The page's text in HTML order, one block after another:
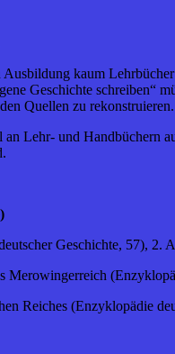
kaum
Geschichte schreiben“
Quellen zu rekonstruieren.
Lehr- und Handbüchern
Geschichte, 57), 2.
Merowingerreich
Reiches (Enzyklopädie